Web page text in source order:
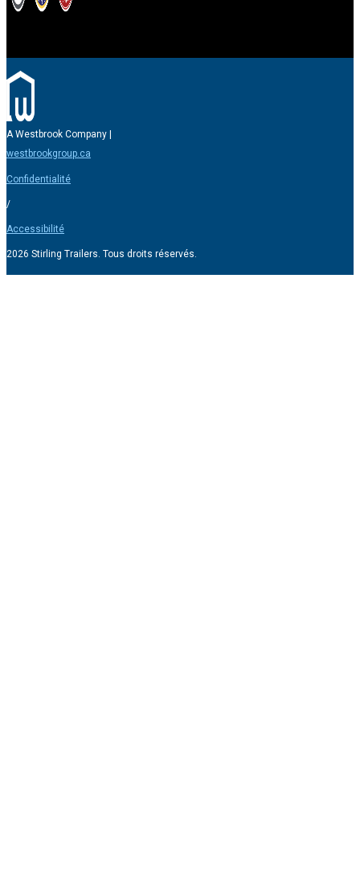
A Westbrook Company |
westbrookgroup.ca
Confidentialité
/
Accessibilité
2026 Stirling Trailers. Tous droits réservés.